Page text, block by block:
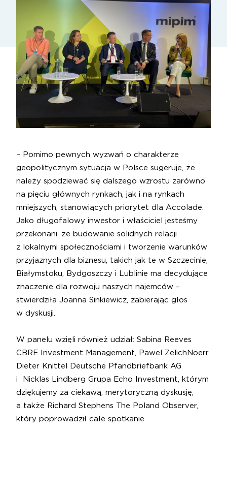
– Pomimo pewnych wyzwań o charakterze
geopolitycznym sytuacja w Polsce sugeruje, że
należy spodziewać się dalszego wzrostu zarówno
na pięciu głównych rynkach, jak i na rynkach
mniejszych, stanowiących priorytet dla Accolade.
Jako długofalowy inwestor i właściciel jesteśmy
przekonani, że budowanie solidnych relacji
z lokalnymi społecznościami i tworzenie warunków
przyjaznych dla biznesu, takich jak te w Szczecinie,
Białymstoku, Bydgoszczy i Lublinie ma decydujące
znaczenie dla rozwoju naszych najemców –
stwierdziła Joanna Sinkiewicz, zabierając głos
w dyskusji.
W panelu wzięli również udział: Sabina Reeves
CBRE Investment Management, Pawel Zelich Noerr,
Dieter Knittel
Deutsche Pfandbriefbank AG
i
Nicklas Lindberg Grupa Echo Investment, którym
dziękujemy za ciekawą, merytoryczną dyskusję,
a także Richard Stephens The Poland Observer,
który poprowadził całe spotkanie.